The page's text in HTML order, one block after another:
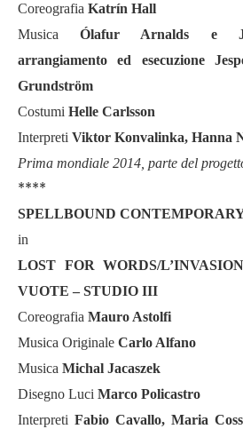
Coreografia Katrín Hall
MusicaÓlafur Arnalds e
arrangiamento ed esecuzione
Grundström
Costumi Helle Carlsson
Interpreti Viktor Konvalinka, Hanna
Prima mondiale 2014, parte del
****
SPELLBOUND
in
LOST FOR WORDS/
VUOTE – STUDIO III
Coreografia Mauro Astolfi
Musica Originale Carlo Alfano
Musica Michal Jacaszek
Disegno Luci Marco Policastro
Interpreti Fabio Cavallo, Maria